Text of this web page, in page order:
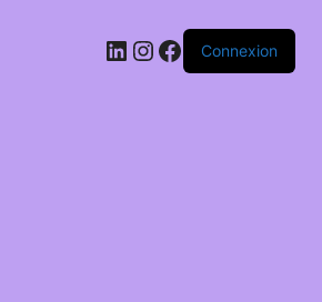
LinkedIn
Instagram
Facebook
Connexion